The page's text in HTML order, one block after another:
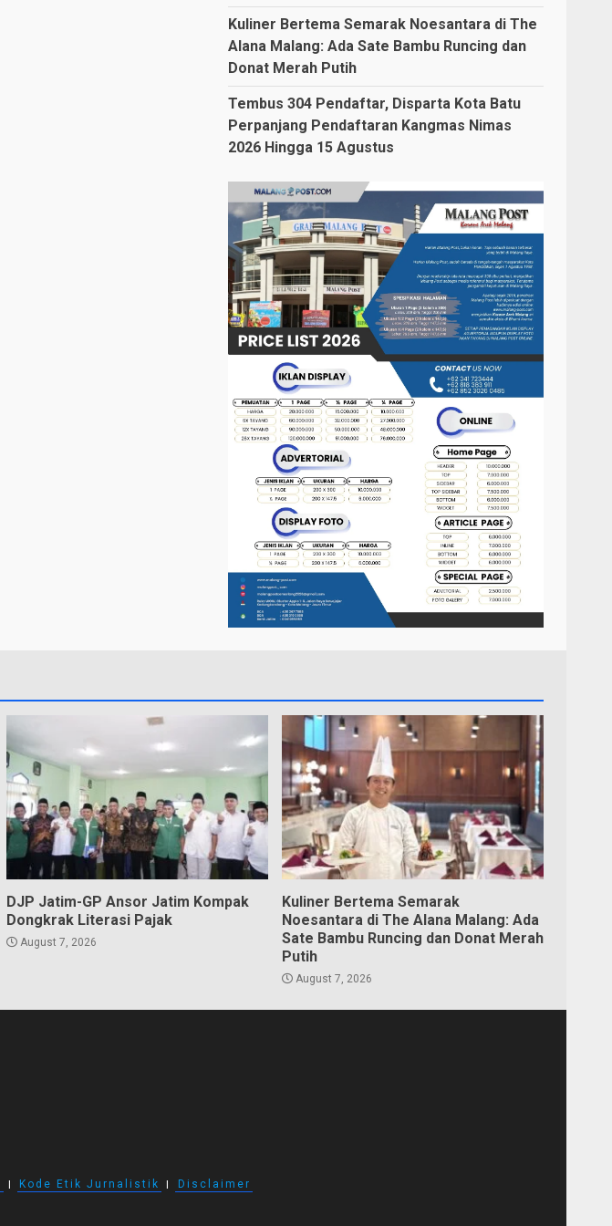
Kuliner Bertema Semarak Noesantara di The
Alana Malang: Ada Sate Bambu Runcing dan
Donat Merah Putih
Tembus 304 Pendaftar, Disparta Kota Batu
Perpanjang Pendaftaran Kangmas Nimas
2026 Hingga 15 Agustus
DJP Jatim-GP Ansor Jatim Kompak
Dongkrak Literasi Pajak
August 7, 2026
Kuliner Bertema Semarak
Noesantara di The Alana Malang: Ada
Sate Bambu Runcing dan Donat Merah
Putih
August 7, 2026
I Kode Etik Jurnalistik I Disclaimer